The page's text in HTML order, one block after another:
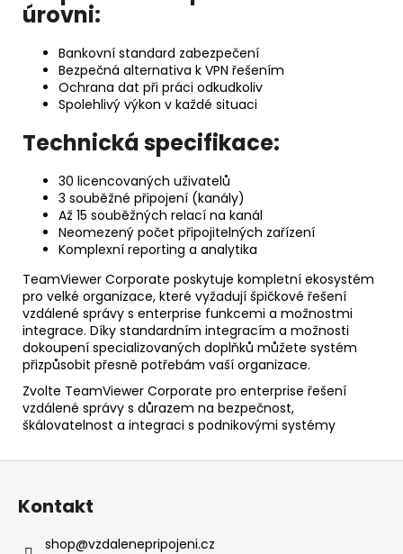
úrovni:
Bankovní standard zabezpečení
Bezpečná alternativa k VPN řešením
Ochrana dat při práci odkudkoliv
Spolehlivý výkon v každé situaci
Technická specifikace:
30 licencovaných uživatelů
3 souběžné připojení (kanály)
Až 15 souběžných relací na kanál
Neomezený počet připojitelných zařízení
Komplexní reporting a analytika
TeamViewer Corporate poskytuje kompletní ekosystém
pro velké organizace, které vyžadují špičkové řešení
vzdálené správy s enterprise funkcemi a možnostmi
integrace. Díky standardním integracím a možnosti
dokoupení specializovaných doplňků můžete systém
přizpůsobit přesně potřebám vaší organizace.
Zvolte TeamViewer Corporate pro enterprise řešení
vzdálené správy s důrazem na bezpečnost,
škálovatelnost a integraci s podnikovými systémy
Z
Kontakt
shop@vzdalenepripojeni.cz